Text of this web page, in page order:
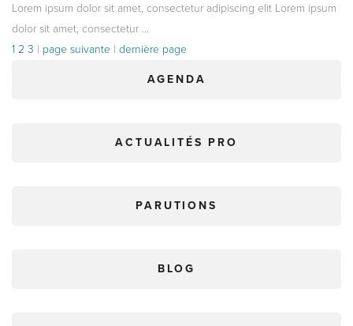
Lorem ipsum dolor sit amet, consectetur adipiscing elit Lorem ipsum
dolor sit amet, consectetur ...
1 2 3 | page suivante | dernière page
AGENDA
ACTUALITÉS PRO
PARUTIONS
BLOG